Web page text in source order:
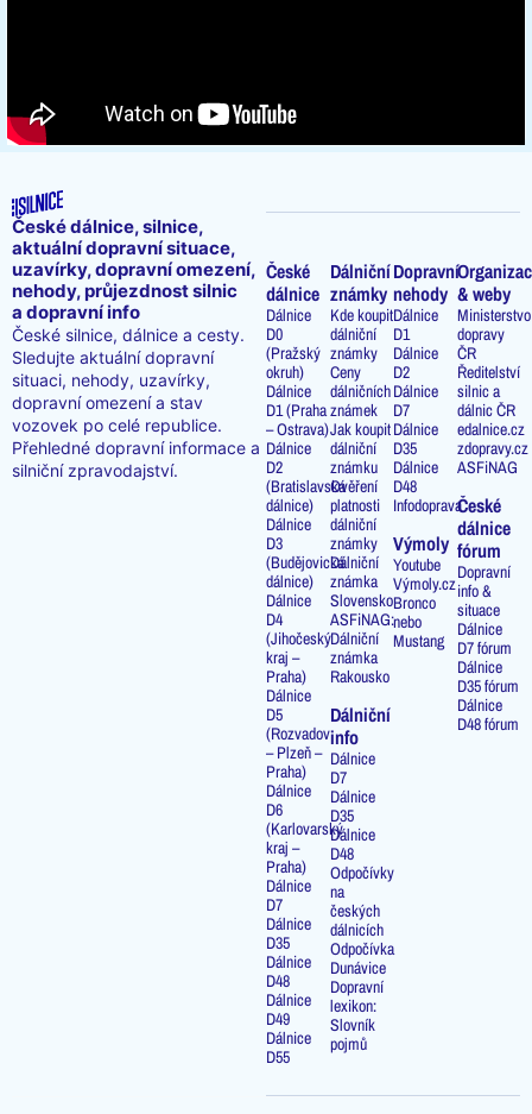
České dálnice, silnice,
aktuální dopravní situace,
uzavírky, dopravní omezení,
nehody, průjezdnost silnic
a dopravní info
České silnice, dálnice a cesty.
Sledujte aktuální dopravní
situaci, nehody, uzavírky,
dopravní omezení a stav
vozovek po celé republice.
Přehledné dopravní informace a
silniční zpravodajství.
České
dálnice
Dálnice
D0
(Pražský
okruh)
Dálnice
D1 (Praha
– Ostrava)
Dálnice
D2
(Bratislavská
dálnice)
Dálnice
D3
(Budějovická
dálnice)
Dálnice
D4
(Jihočeský
kraj –
Praha)
Dálnice
D5
(Rozvadov
– Plzeň –
Praha)
Dálnice
D6
(Karlovarský
kraj –
Praha)
Dálnice
D7
Dálnice
D35
Dálnice
D48
Dálnice
D49
Dálnice
D55
Dálniční
známky
Kde koupit
dálniční
známky
Ceny
dálničních
známek
Jak koupit
dálniční
známku
Ověření
platnosti
dálniční
známky
Dálniční
známka
Slovensko
ASFiNAG:
Dálniční
známka
Rakousko
Dálniční
info
Dálnice
D7
Dálnice
D35
Dálnice
D48
Odpočívky
na
českých
dálnicích
Odpočívka
Dunávice
Dopravní
lexikon:
Slovník
pojmů
Dopravní
nehody
Dálnice
D1
Dálnice
D2
Dálnice
D7
Dálnice
D35
Dálnice
D48
Infodoprava
Výmoly
Youtube
Výmoly.cz
Bronco
nebo
Mustang
& weby
Ministerstvo
dopravy
ČR
Ředitelství
silnic a
dálnic ČR
edalnice.cz
zdopravy.cz
ASFiNAG
České
dálnice
fórum
Dopravní
info &
situace
Dálnice
D7 fórum
Dálnice
D35 fórum
Dálnice
D48 fórum